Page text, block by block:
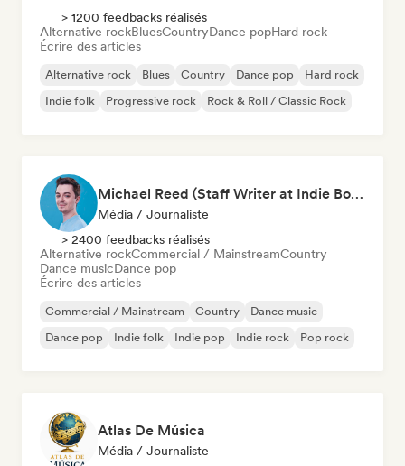
> 1200 feedbacks réalisés
Alternative rockBluesCountryDance popHard rock
Écrire des articles
Alternative rock Blues Country Dance pop
Hard rock
Indie folk
Progressive rock Rock & Roll / Classic Rock
Michael Reed (Staff Writer at Indie Boulevard / Curator)
Média / Journaliste
> 2400 feedbacks réalisés
Alternative rockCommercial / MainstreamCountry
Dance musicDance pop
Écrire des articles
Commercial / Mainstream Country
Dance music
Dance pop
Indie folk Indie pop Indie rock Pop rock
Atlas De Música
Média / Journaliste